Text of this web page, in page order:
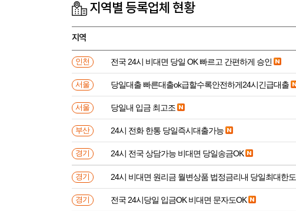
지역별 등록업체 현황
지역
인천 전국 24시 비대면 당일 OK 빠르고 간편하게 승인
서울 당일대출 빠른대출ok급할수록안전하게24시긴급대출
서울 당일내 입금 최고조
부산 24시 전화 한통 당일즉시대출가능
경기 24시 전국 상담가능 비대면 당일송금OK
경기 24시 비대면 원리금 월변상품 법정금리내 당일최대한도
경기 전국 24시당일 입금OK 비대면 문자도OK